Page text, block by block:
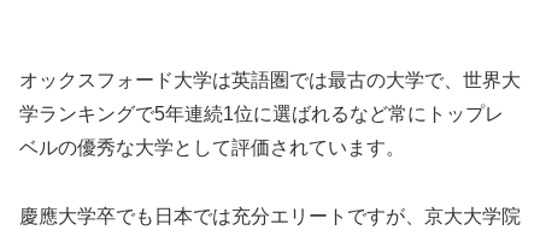
オックスフォード大学は英語圏では最古の大学で、世界大
学ランキングで5年連続1位に選ばれるなど常にトップレ
ベルの優秀な大学として評価されています。
慶應大学卒でも日本では充分エリートですが、京大大学院